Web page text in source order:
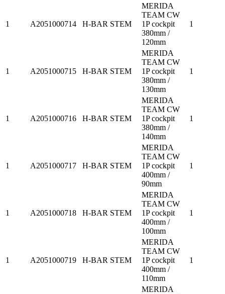
1 A2051000714 H-BAR STEM
MERIDA
TEAM CW
1P cockpit
380mm /
120mm
1
1 A2051000715 H-BAR STEM
MERIDA
TEAM CW
1P cockpit
380mm /
130mm
1
1 A2051000716 H-BAR STEM
MERIDA
TEAM CW
1P cockpit
380mm /
140mm
1
1 A2051000717 H-BAR STEM
MERIDA
TEAM CW
1P cockpit
400mm /
90mm
1
1 A2051000718 H-BAR STEM
MERIDA
TEAM CW
1P cockpit
400mm /
100mm
1
1 A2051000719 H-BAR STEM
MERIDA
TEAM CW
1P cockpit
400mm /
110mm
1
MERIDA